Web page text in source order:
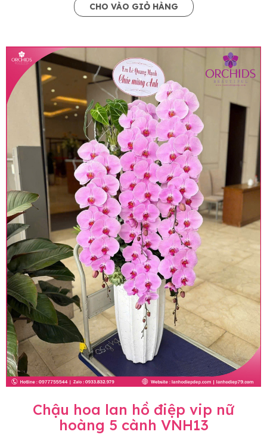
CHO VÀO GIỎ HÀNG
Chậu hoa lan hồ điệp vip nữ
hoàng 5 cành VNH13